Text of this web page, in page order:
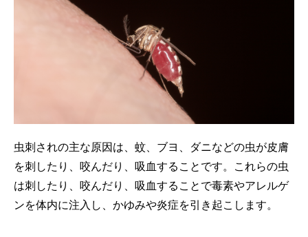
虫刺されの主な原因は、蚊、ブヨ、ダニなどの虫が皮膚
を刺したり、咬んだり、吸血することです。これらの虫
は刺したり、咬んだり、吸血することで毒素やアレルゲ
ンを体内に注入し、かゆみや炎症を引き起こします。